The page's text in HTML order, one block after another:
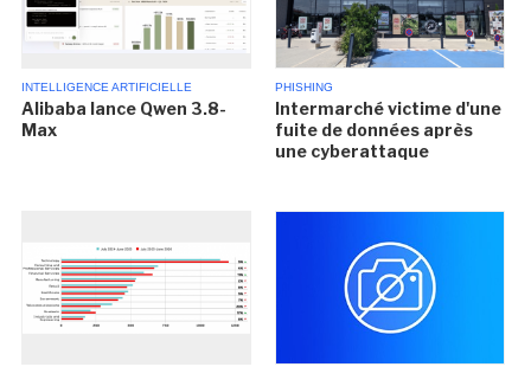
INTELLIGENCE ARTIFICIELLE
Alibaba lance Qwen 3.8-
Max
PHISHING
Intermarché victime d'une
fuite de données après
une cyberattaque